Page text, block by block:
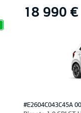
18 990 €
#E2604C043C45A